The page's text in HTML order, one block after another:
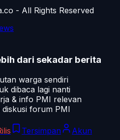
- All Rights Reserved
dari sekadar berita
warga sendiri
dibaca lagi nanti
& info PMI relevan
forum PMI
Tersimpan Akun